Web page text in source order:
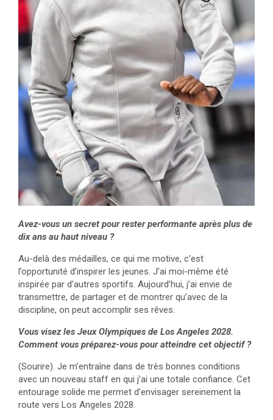
Avez-vous un secret pour rester performante après plus de
dix ans au haut niveau ?
Au-delà des médailles, ce qui me motive, c’est
l’opportunité d’inspirer les jeunes. J’ai moi-même été
inspirée par d’autres sportifs. Aujourd’hui, j’ai envie de
transmettre, de partager et de montrer qu’avec de la
discipline, on peut accomplir ses rêves.
Vous visez les Jeux Olympiques de Los Angeles 2028.
Comment vous préparez-vous pour atteindre cet objectif ?
(Sourire). Je m’entraîne dans de très bonnes conditions
avec un nouveau staff en qui j’ai une totale confiance. Cet
entourage solide me permet d’envisager sereinement la
route vers Los Angeles 2028.